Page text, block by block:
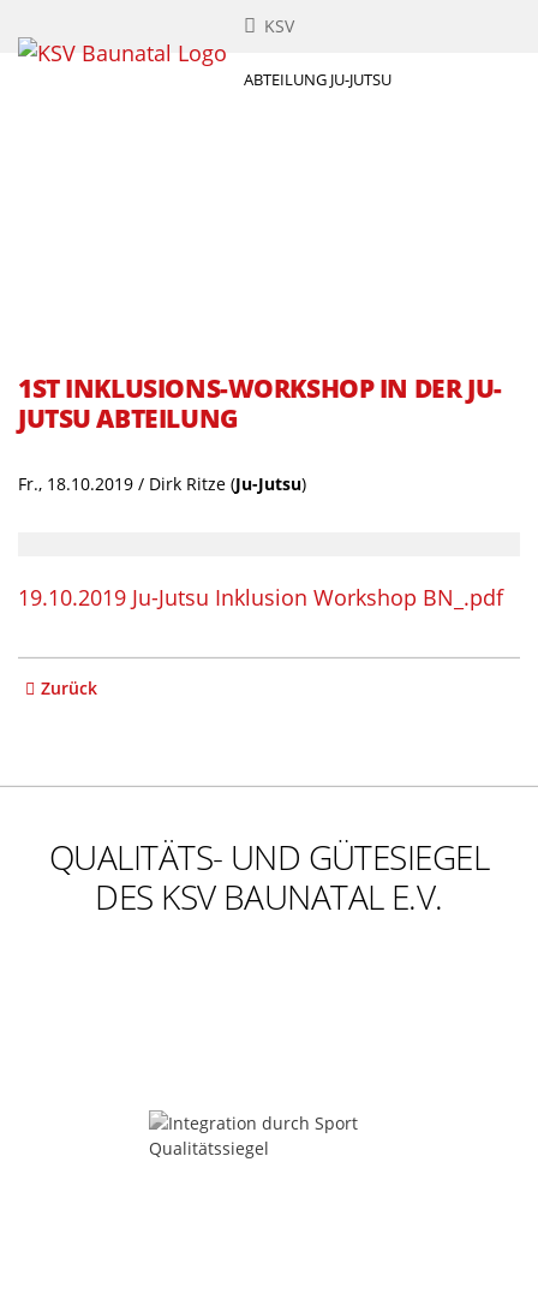
KSV
ABTEILUNG JU-JUTSU
1ST INKLUSIONS-WORKSHOP IN DER JU-
JUTSU ABTEILUNG
Fr., 18.10.2019 / Dirk Ritze (Ju-Jutsu)
19.10.2019 Ju-Jutsu Inklusion Workshop BN_.pdf
Zurück
QUALITÄTS- UND GÜTESIEGEL
DES KSV BAUNATAL E.V.